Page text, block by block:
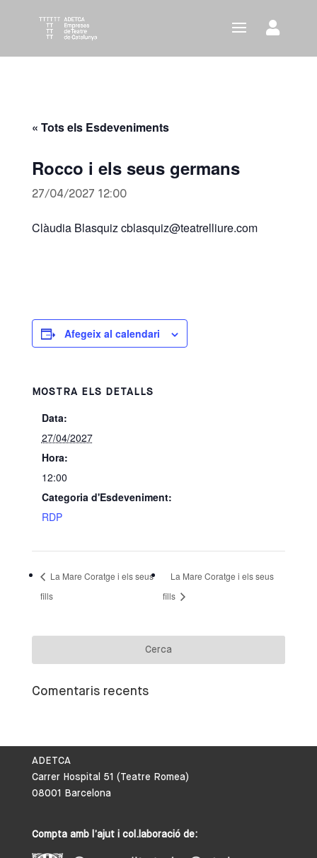
« Tots els Esdeveniments
Rocco i els seus germans
27/04/2027 12:00
Clàudia Blasquiz cblasquiz@teatrelliure.com
Afegeix al calendari
MOSTRA ELS DETALLS
Data:
27/04/2027
Hora:
12:00
Categoria d'Esdeveniment:
RDP
La Mare Coratge i els seus
fills
La Mare Coratge i els seus
fills
Comentaris recents
ADETCA
Carrer Hospital 51 (Teatre Romea)
08001 Barcelona
Compta amb l’ajut i col.laboració de: